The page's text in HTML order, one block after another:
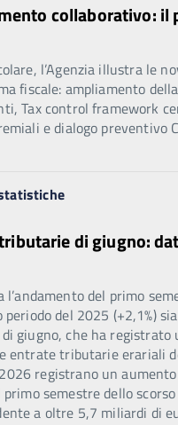
collaborativo: il
l’Agenzia illustra le
fiscale: ampliamento
Tax control framework
e dialogo preventivo
di giugno:
l’andamento del primo
periodo del 2025 (+2,1%)
giugno, che ha registrato
entrate tributarie erariali
registrano un aumento
semestre dello
a oltre 5,7 miliardi di